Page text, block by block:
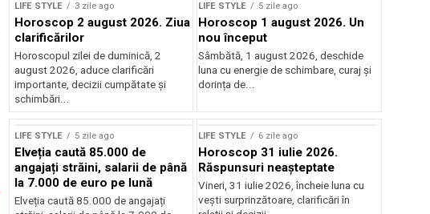
LIFE STYLE 3 zile ago
Horoscop 2 august 2026. Ziua
clarificărilor
Horoscopul zilei de duminică, 2
august 2026, aduce clarificări
importante, decizii cumpătate și
schimbări...
LIFE STYLE 5 zile ago
Horoscop 1 august 2026. Un
nou început
Sâmbătă, 1 august 2026, deschide
luna cu energie de schimbare, curaj și
dorința de...
LIFE STYLE 5 zile ago
Elveția caută 85.000 de
angajați străini, salarii de până
la 7.000 de euro pe lună
Elveția caută 85.000 de angajați
LIFE STYLE 6 zile ago
Horoscop 31 iulie 2026.
Răspunsuri neașteptate
Vineri, 31 iulie 2026, încheie luna cu
vești surprinzătoare, clarificări în